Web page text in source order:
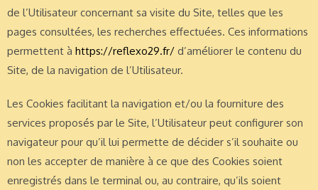
de l’Utilisateur concernant sa visite du Site, telles que les
pages consultées, les recherches effectuées. Ces informations
permettent à https://reflexo29.fr/ d’améliorer le contenu du
Site, de la navigation de l’Utilisateur.
Les Cookies facilitant la navigation et/ou la fourniture des
services proposés par le Site, l’Utilisateur peut configurer son
navigateur pour qu’il lui permette de décider s’il souhaite ou
non les accepter de manière à ce que des Cookies soient
enregistrés dans le terminal ou, au contraire, qu’ils soient